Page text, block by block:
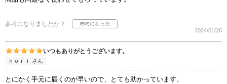
参考になりましたか？
2024/01/26
いつもありがとうございます。
ｎｏｒｉ さん
とにかく手元に届くのが早いので、とても助かっています。